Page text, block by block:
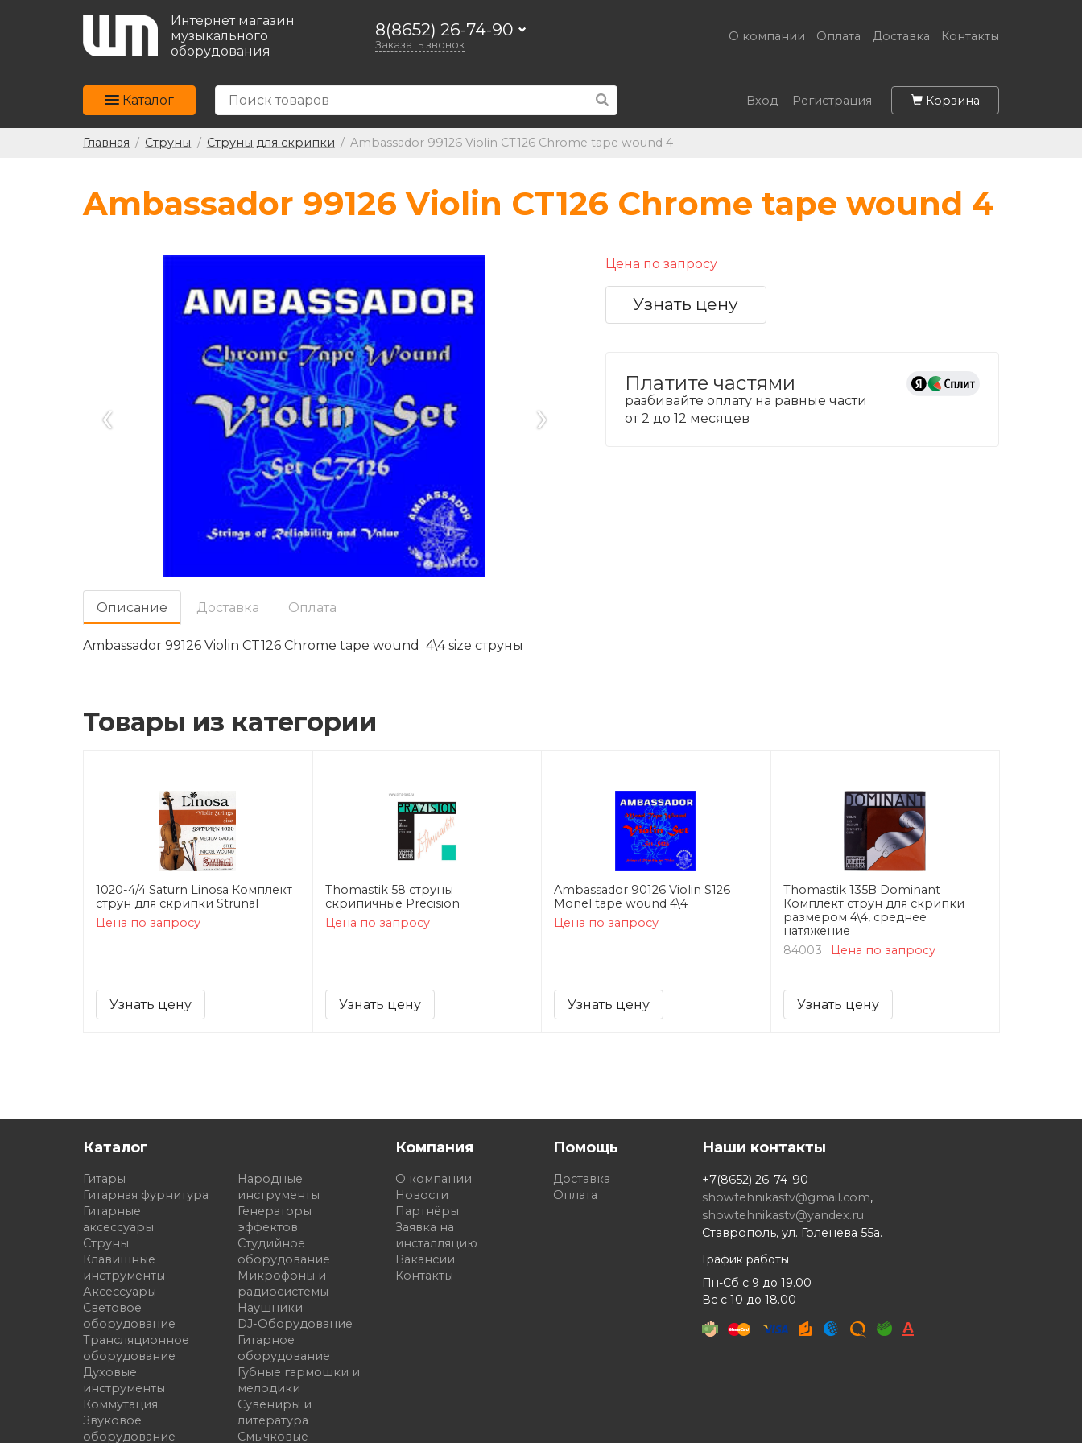
Интернет магазин
музыкального
оборудования
8(8652) 26-74-90
Заказать звонок
О компании Оплата Доставка Контакты
Каталог Вход Регистрация Корзина
Главная / Струны / Струны для скрипки / Ambassador 99126 Violin CT126 Chrome tape wound 4
Ambassador 99126 Violin CT126 Chrome tape wound 4
‹ ›
Цена по запросу
Узнать цену
Платите частями
разбивайте оплату на равные части
от 2 до 12 месяцев
Oписание Доставка Оплата
Ambassador 99126 Violin CT126 Chrome tape wound 4\4 size струны
Товары из категории
1020-4/4 Saturn Linosa Комплект
струн для скрипки Strunal
Цена по запросу
Узнать цену
Thomastik 58 струны
скрипичные Precision
Цена по запросу
Узнать цену
Ambassador 90126 Violin S126
Monel tape wound 4\4
Цена по запросу
Узнать цену
Thomastik 135B Dominant
Комплект струн для скрипки
размером 4\4, среднее
натяжение
84003
Цена по запросу
Узнать цену
Каталог
Гитары
Гитарная фурнитура
Гитарные
аксессуары
Струны
Клавишные
инструменты
Аксессуары
Световое
оборудование
Трансляционное
оборудование
Духовые
инструменты
Коммутация
Звуковое
оборудование
Народные
инструменты
Генераторы
эффектов
Студийное
оборудование
Микрофоны и
радиосистемы
Наушники
DJ-Оборудование
Гитарное
оборудование
Губные гармошки и
мелодики
Сувениры и
литература
Смычковые
Компания
О компании
Новости
Партнёры
Заявка на
инсталляцию
Вакансии
Контакты
Помощь
Доставка
Оплата
Наши контакты
+7(8652) 26-74-90
showtehnikastv@gmail.com,
showtehnikastv@yandex.ru
Ставрополь, ул. Голенева 55а.
График работы
Пн-Сб с 9 до 19.00
Вс с 10 до 18.00